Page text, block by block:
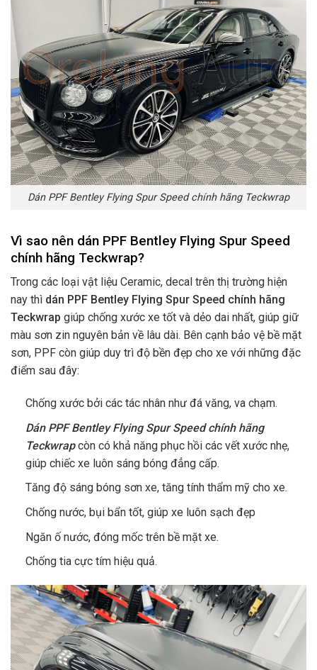
Dán PPF Bentley Flying Spur Speed chính hãng Teckwrap
Vì sao nên dán PPF Bentley Flying Spur Speed
chính hãng Teckwrap?
Trong các loại vật liệu Ceramic, decal trên thị trường hiện
nay thì dán PPF Bentley Flying Spur Speed chính hãng
Teckwrap giúp chống xước xe tốt và dẻo dai nhất, giúp giữ
màu sơn zin nguyên bản về lâu dài. Bên cạnh bảo vệ bề mặt
sơn, PPF còn giúp duy trì độ bền đẹp cho xe với những đặc
điểm sau đây:
Chống xước bởi các tác nhân như đá văng, va chạm.
Dán PPF Bentley Flying Spur Speed chính hãng
Teckwrapcòn có khả năng phục hồi các vết xước nhẹ,
giúp chiếc xe luôn sáng bóng đẳng cấp.
Tăng độ sáng bóng sơn xe, tăng tính thẩm mỹ cho xe.
Chống nước, bụi bẩn tốt, giúp xe luôn sạch đẹp
Ngăn ố nước, đóng mốc trên bề mặt xe.
Chống tia cực tím hiệu quả.